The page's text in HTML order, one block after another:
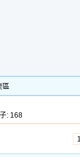
區
: 168